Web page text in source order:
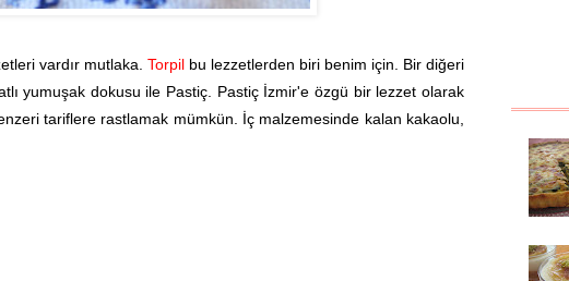
vardır mutlaka. Torpil bu lezzetlerden biri benim için. Bir diğeri
yumuşak dokusu ile Pastiç. Pastiç İzmir'e özgü bir lezzet olarak
tariflere rastlamak mümkün. İç malzemesinde kalan kakaolu,